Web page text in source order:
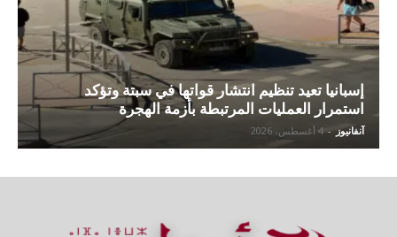
إسبانيا تعيد تنظيم انتشار قواتها في سبتة وتؤكد
استمرار العمليات المرتبطة بأزمة الهجرة
آنفانيوز - 4 أغسطس، 2026